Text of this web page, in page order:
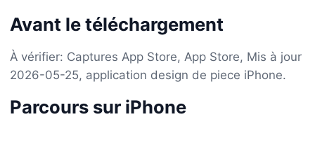
Avant le téléchargement
À vérifier: Captures App Store, App Store, Mis à jour
2026-05-25, application design de piece iPhone.
Parcours sur iPhone